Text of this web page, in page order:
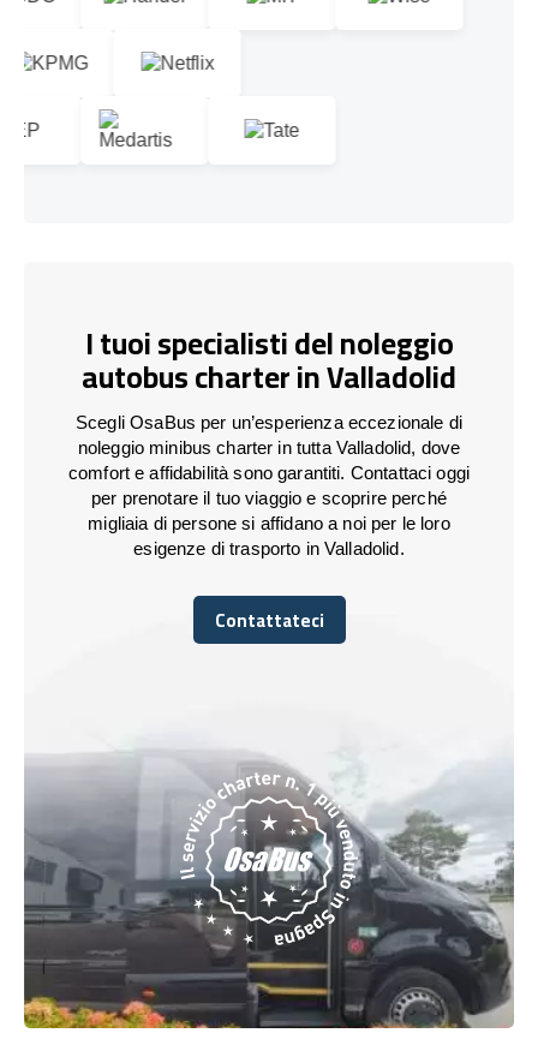
I tuoi specialisti del noleggio
autobus charter in Valladolid
Scegli OsaBus per un’esperienza eccezionale di
noleggio minibus charter in tutta Valladolid, dove
comfort e affidabilità sono garantiti. Contattaci oggi
per prenotare il tuo viaggio e scoprire perché
migliaia di persone si affidano a noi per le loro
esigenze di trasporto in Valladolid.
Contattateci
Contattateci